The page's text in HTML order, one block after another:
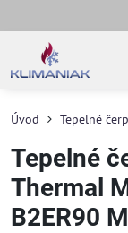
Úvod Tepelné
Tepelné
Thermal
B2ER90